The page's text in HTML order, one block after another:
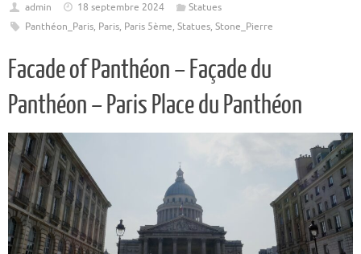
admin 18 septembre 2024
Statues
Panthéon_Paris, Paris, Paris 5ème, Statues, Stone_Pierre
Facade of Panthéon – Façade du
Panthéon – Paris Place du Panthéon